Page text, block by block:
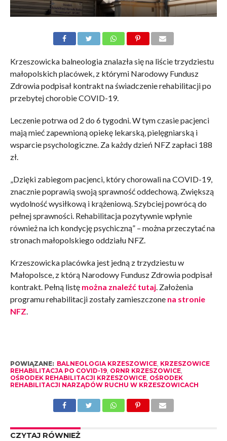
Krzeszowicka balneologia znalazła się na liście trzydziestu
małopolskich placówek, z którymi Narodowy Fundusz
Zdrowia podpisał kontrakt na świadczenie rehabilitacji po
przebytej chorobie COVID-19.
Leczenie potrwa od 2 do 6 tygodni. W tym czasie pacjenci
mają mieć zapewnioną opiekę lekarską, pielęgniarską i
wsparcie psychologiczne. Za każdy dzień NFZ zapłaci 188
zł.
„Dzięki zabiegom pacjenci, który chorowali na COVID-19,
znacznie poprawią swoją sprawność oddechową. Zwiększą
wydolność wysiłkową i krążeniową. Szybciej powrócą do
pełnej sprawności. Rehabilitacja pozytywnie wpłynie
również na ich kondycję psychiczną” – można przeczytać na
stronach małopolskiego oddziału NFZ.
Krzeszowicka placówka jest jedną z trzydziestu w
Małopolsce, z którą Narodowy Fundusz Zdrowia podpisał
kontrakt. Pełną listę można znaleźć tutaj. Założenia
programu rehabilitacji zostały zamieszczone na stronie
NFZ.
POWIĄZANE: BALNEOLOGIA KRZESZOWICE, KRZESZOWICE
REHABILITACJA PO COVID-19, ORNR KRZESZOWICE,
OŚRODEK REHABILITACJI KRZESZOWICE, OŚRODEK
REHABILITACJI NARZĄDÓW RUCHU W KRZESZOWICACH
CZYTAJ RÓWNIEŻ